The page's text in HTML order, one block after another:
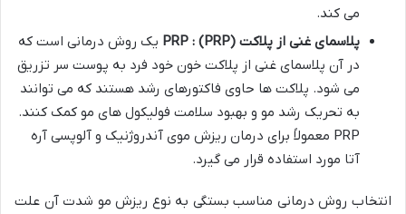
می کند.
پلاسمای غنی از پلاکت (PRP) : PRP
یک روش درمانی است که
در آن پلاسمای غنی از پلاکت خون خود فرد به پوست سر تزریق
می شود. پلاکت ها حاوی فاکتورهای رشد هستند که می توانند
به تحریک رشد مو و بهبود سلامت فولیکول های مو کمک کنند.
PRP معمولاً برای درمان ریزش موی آندروژنیک و آلوپسی آره
آتا مورد استفاده قرار می گیرد.
انتخاب روش درمانی مناسب بستگی به نوع ریزش مو شدت آن علت